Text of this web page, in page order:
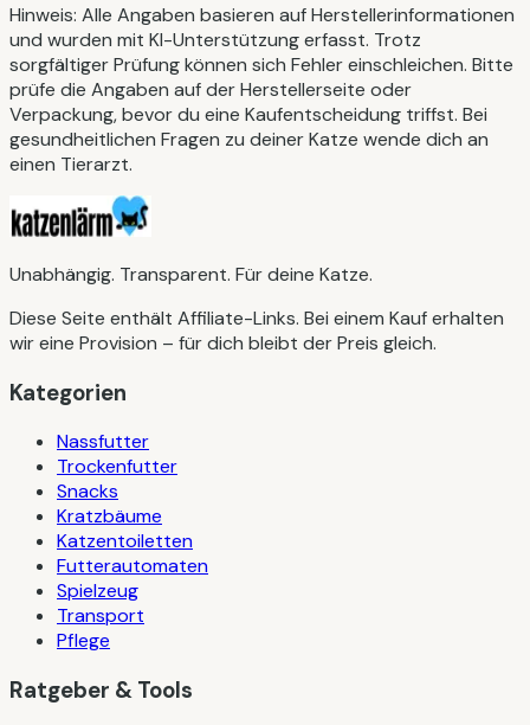
Hinweis: Alle Angaben basieren auf Herstellerinformationen
und wurden mit KI-Unterstützung erfasst. Trotz
sorgfältiger Prüfung können sich Fehler einschleichen. Bitte
prüfe die Angaben auf der Herstellerseite oder
Verpackung, bevor du eine Kaufentscheidung triffst. Bei
gesundheitlichen Fragen zu deiner Katze wende dich an
einen Tierarzt.
Unabhängig. Transparent. Für deine Katze.
Diese Seite enthält Affiliate-Links. Bei einem Kauf erhalten
wir eine Provision – für dich bleibt der Preis gleich.
Kategorien
Nassfutter
Trockenfutter
Snacks
Kratzbäume
Katzentoiletten
Futterautomaten
Spielzeug
Transport
Pflege
Ratgeber & Tools